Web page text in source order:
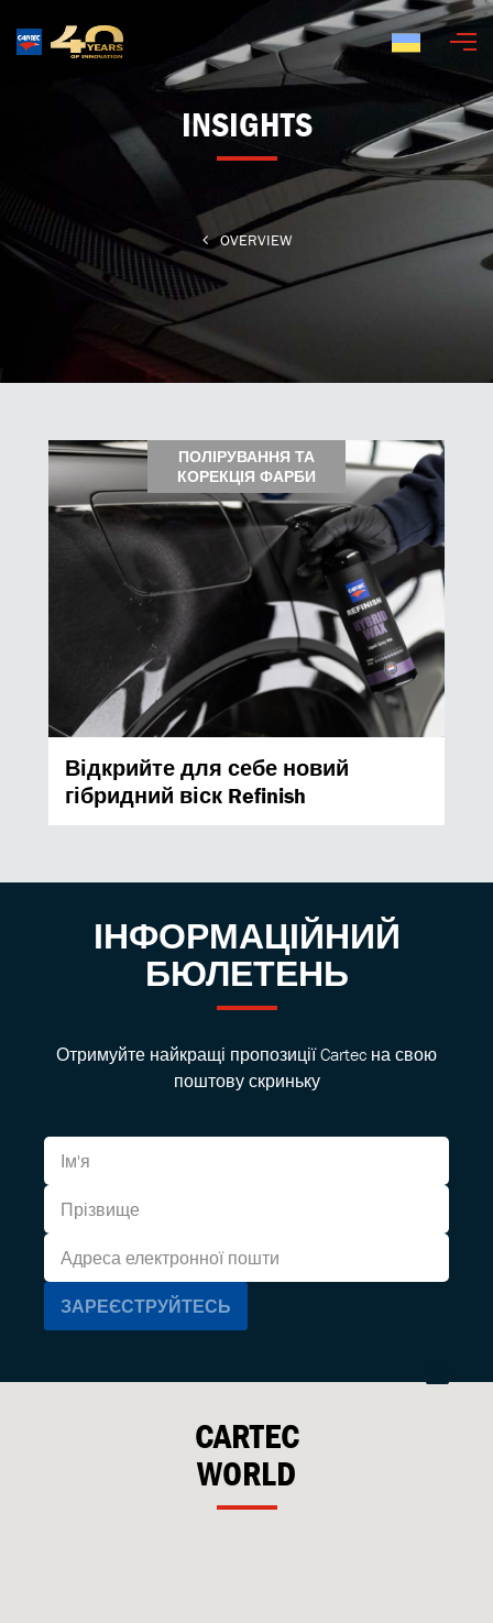
INSIGHTS
OVERVIEW
ПОЛІРУВАННЯ ТА
КОРЕКЦІЯ ФАРБИ
Відкрийте для себе новий
гібридний віск Refinish
ІНФОРМАЦІЙНИЙ
БЮЛЕТЕНЬ
Отримуйте найкращі пропозиції Cartec на свою
поштову скриньку
CARTEC
WORLD